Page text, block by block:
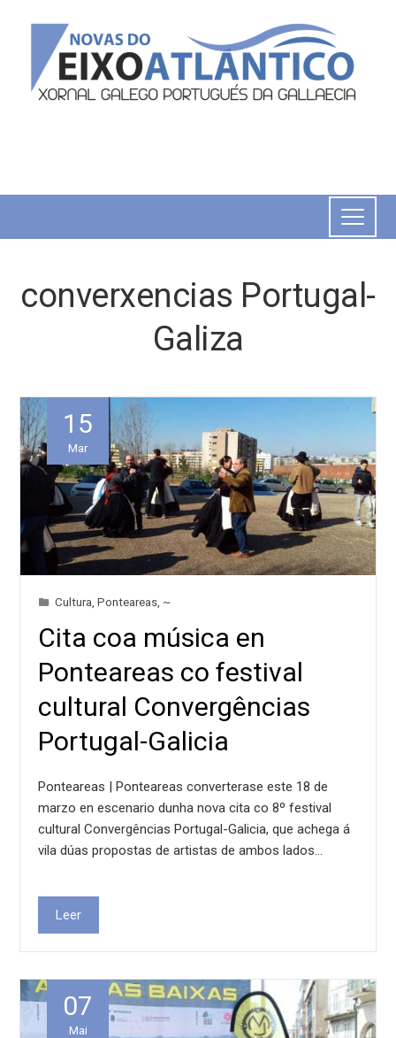
converxencias Portugal-
Galiza
15
Mar
Cultura ,Ponteareas ~
Cita coa música en
Ponteareas co festival
cultural Convergências
Portugal-Galicia
Ponteareas | Ponteareas converterase este 18 de
marzo en escenario dunha nova cita co 8º festival
cultural Convergências Portugal-Galicia, que achega á
vila dúas propostas de artistas de ambos lados…
Leer
07
Mai